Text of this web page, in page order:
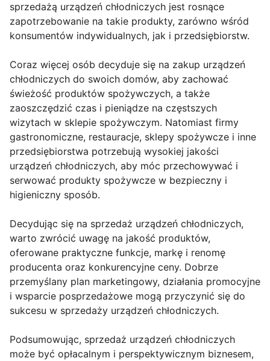
sprzedażą urządzeń chłodniczych jest rosnące
zapotrzebowanie na takie produkty, zarówno wśród
konsumentów indywidualnych, jak i przedsiębiorstw.
Coraz więcej osób decyduje się na zakup urządzeń
chłodniczych do swoich domów, aby zachować
świeżość produktów spożywczych, a także
zaoszczędzić czas i pieniądze na częstszych
wizytach w sklepie spożywczym. Natomiast firmy
gastronomiczne, restauracje, sklepy spożywcze i inne
przedsiębiorstwa potrzebują wysokiej jakości
urządzeń chłodniczych, aby móc przechowywać i
serwować produkty spożywcze w bezpieczny i
higieniczny sposób.
Decydując się na sprzedaż urządzeń chłodniczych,
warto zwrócić uwagę na jakość produktów,
oferowane praktyczne funkcje, markę i renomę
producenta oraz konkurencyjne ceny. Dobrze
przemyślany plan marketingowy, działania promocyjne
i wsparcie posprzedażowe mogą przyczynić się do
sukcesu w sprzedaży urządzeń chłodniczych.
Podsumowując, sprzedaż urządzeń chłodniczych
może być opłacalnym i perspektywicznym biznesem,